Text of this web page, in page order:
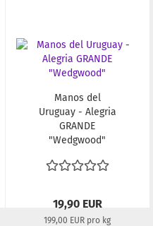
Manos del
Uruguay - Alegria
GRANDE
"Wedgwood"
19,90 EUR
199,00 EUR pro kg